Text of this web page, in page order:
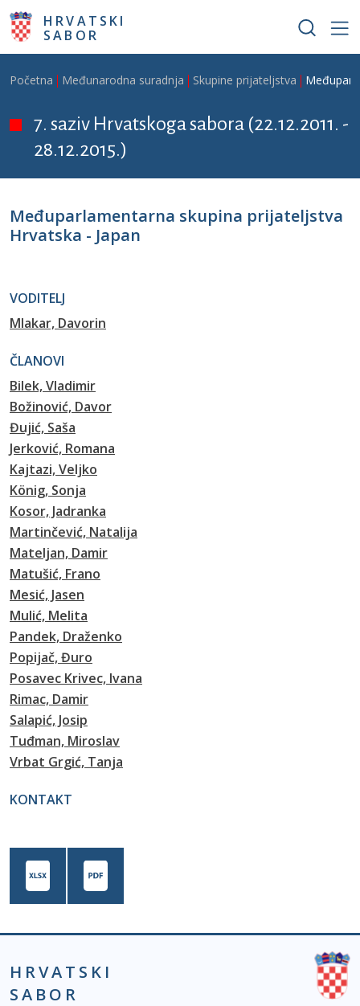
Skoči na glavni sadržaj
HRVATSKI
SABOR
Breadcrumb
Početna Međunarodna suradnja Skupine prijateljstva
7. saziv Hrvatskoga sabora (22.12.2011. -
28.12.2015.)
Međuparlamentarna skupina prijateljstva
Hrvatska - Japan
VODITELJ
Mlakar, Davorin
ČLANOVI
Bilek, Vladimir
Božinović, Davor
Đujić, Saša
Jerković, Romana
Kajtazi, Veljko
König, Sonja
Kosor, Jadranka
Martinčević, Natalija
Mateljan, Damir
Matušić, Frano
Mesić, Jasen
Mulić, Melita
Pandek, Draženko
Popijač, Đuro
Posavec Krivec, Ivana
Rimac, Damir
Salapić, Josip
Tuđman, Miroslav
Vrbat Grgić, Tanja
KONTAKT
HRVATSKI
SABOR